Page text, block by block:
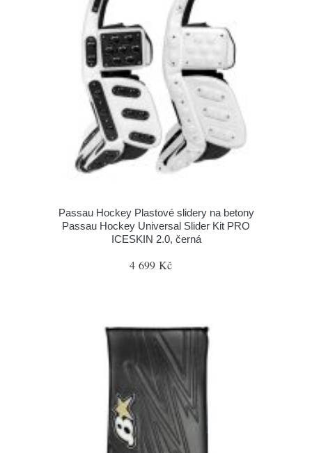
Passau Hockey Plastové slidery na betony
Passau Hockey Universal Slider Kit PRO
ICESKIN 2.0, černá
4 699 Kč